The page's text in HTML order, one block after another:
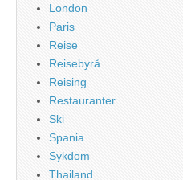
London
Paris
Reise
Reisebyrå
Reising
Restauranter
Ski
Spania
Sykdom
Thailand